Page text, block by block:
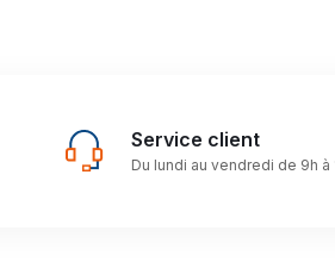
Service client
Du lundi au vendredi de 9h à